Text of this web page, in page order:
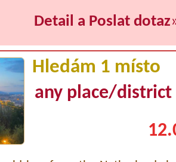
Detail a Poslat dotaz
Hledám 1 místo
any place/district